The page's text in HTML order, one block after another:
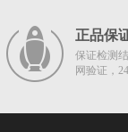
正品保
保证检测
网验证，